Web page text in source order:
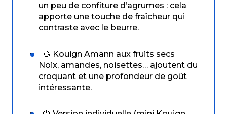
un peu de confiture d’agrumes : cela
apporte une touche de fraîcheur qui
contraste avec le beurre.
🌰 Kouign Amann aux fruits secs
Noix, amandes, noisettes… ajoutent du
croquant et une profondeur de goût
intéressante.